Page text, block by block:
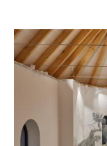
technologií VUT a
představuje